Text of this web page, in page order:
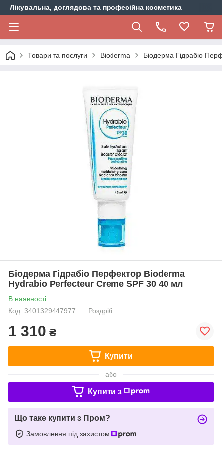
Лікувальна, доглядова та професійна косметика
Товари та послуги Bioderma Біодерма Гідрабіо
Біодерма Гідрабіо Перфектор Bioderma
Hydrabio Perfecteur Creme SPF 30 40 мл
В наявності
Код: 3401329447977
Роздріб
1 310 ₴
Купити
або
Купити з
Що таке купити з Пром?
Замовлення під захистом